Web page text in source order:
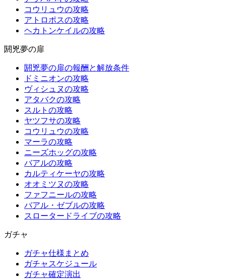
コウリュウの攻略
アトロポスの攻略
ヘカトンケイルの攻略
閼兇夢の扉
閼兇夢の扉の報酬と解放条件
ドミニオンの攻略
ヴィシュヌの攻略
アタバクの攻略
スルトの攻略
ヤツフサの攻略
コウリュウの攻略
マーラの攻略
ニーズホッグの攻略
バアルの攻略
カルティケーヤの攻略
オオミツヌの攻略
ファフニールの攻略
バアル・ゼブルの攻略
スロータードライブの攻略
ガチャ
ガチャ仕様まとめ
ガチャスケジュール
ガチャ確定演出